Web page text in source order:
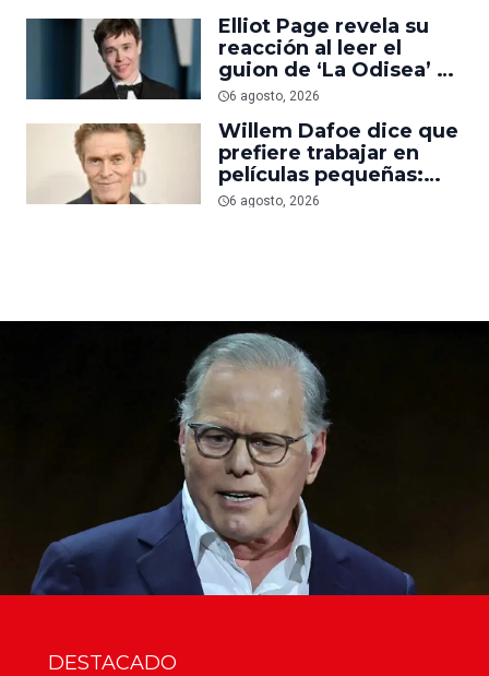
Elliot Page revela su
reacción al leer el
guion de ‘La Odisea’ y
elogia la forma de
Nolan
6 agosto, 2026
Willem Dafoe dice que
prefiere trabajar en
películas pequeñas:
‘Las grandes están
6 agosto, 2026
DESTACADO